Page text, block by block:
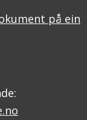
på ein